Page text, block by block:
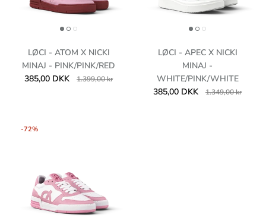
LØCI - ATOM X NICKI
MINAJ - PINK/PINK/RED
385,00 DKK
1.399,00 kr
LØCI - APEC X NICKI
MINAJ -
WHITE/PINK/WHITE
385,00 DKK
1.349,00 kr
-72%